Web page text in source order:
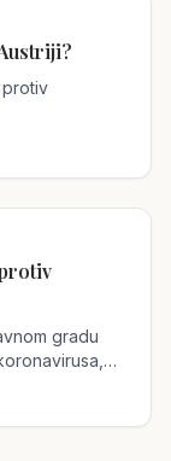
gradu